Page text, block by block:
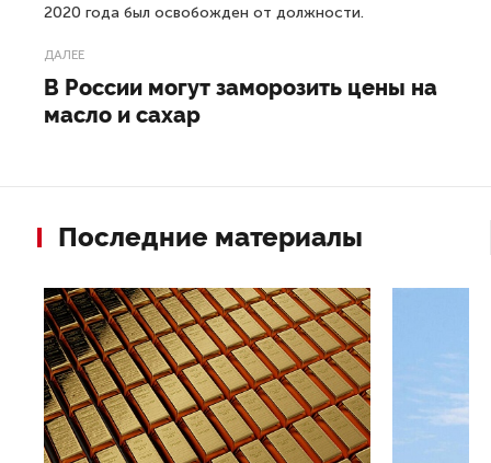
2020 года был освобожден от должности.
ДАЛЕЕ
В России могут заморозить цены на
масло и сахар
Последние материалы